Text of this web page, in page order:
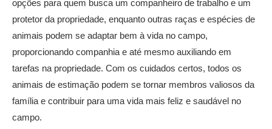
opções para quem busca um companheiro de trabalho e um
protetor da propriedade, enquanto outras raças e espécies de
animais podem se adaptar bem à vida no campo,
proporcionando companhia e até mesmo auxiliando em
tarefas na propriedade. Com os cuidados certos, todos os
animais de estimação podem se tornar membros valiosos da
família e contribuir para uma vida mais feliz e saudável no
campo.